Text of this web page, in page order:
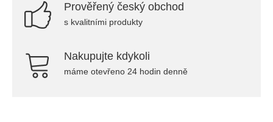
Prověřený český obchod
s kvalitními produkty
Nakupujte kdykoli
máme otevřeno 24 hodin denně